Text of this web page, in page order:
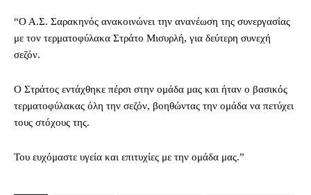
“Ο Α.Σ. Σαρακηνός ανακοινώνει την ανανέωση της συνεργασίας
με τον τερματοφύλακα Στράτο Μισυρλή, για δεύτερη συνεχή
σεζόν.
Ο Στράτος εντάχθηκε πέρσι στην ομάδα μας και ήταν ο βασικός
τερματοφύλακας όλη την σεζόν, βοηθώντας την ομάδα να πετύχει
τους στόχους της.
Του ευχόμαστε υγεία και επιτυχίες με την ομάδα μας.”